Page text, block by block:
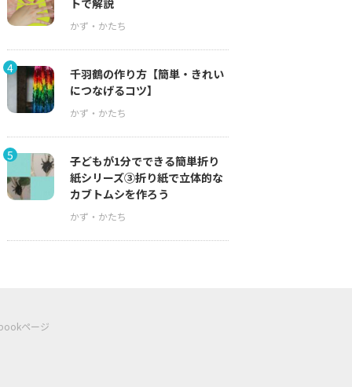
トで解説
4
千羽鶴の作り方【簡単・きれい
につなげるコツ】
5
子どもが1分でできる簡単折り
紙シリーズ③折り紙で立体的な
カブトムシを作ろう
ページ